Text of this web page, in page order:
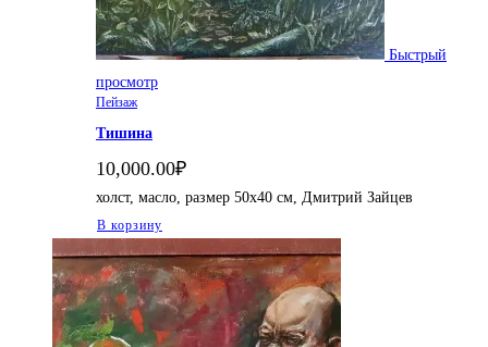
Быстрый
просмотр
Пейзаж
Тишина
10,000.00₽
холст, масло, размер 50х40 см, Дмитрий Зайцев
В корзину